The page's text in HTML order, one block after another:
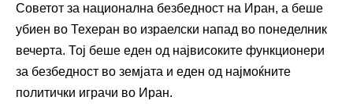
Советот за национална безбедност на Иран, а беше
убиен во Техеран во израелски напад во понеделник
вечерта. Тој беше еден од највисоките функционери
за безбедност во земјата и еден од најмоќните
политички играчи во Иран.